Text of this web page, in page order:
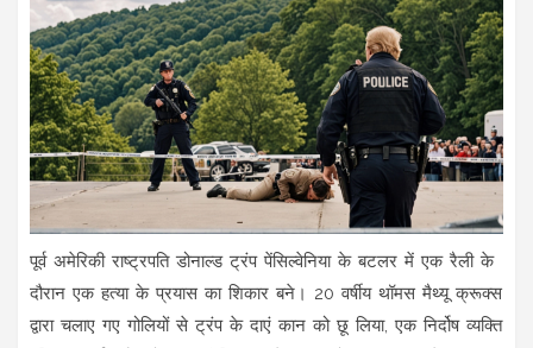
पूर्व अमेरिकी राष्ट्रपति डोनाल्ड ट्रंप पेंसिल्वेनिया के बटलर में एक रैली के
दौरान एक हत्या के प्रयास का शिकार बने। 20 वर्षीय थॉमस मैथ्यू क्रूक्स
द्वारा चलाए गए गोलियों से ट्रंप के दाएं कान को छू लिया, एक निर्दोष व्यक्ति